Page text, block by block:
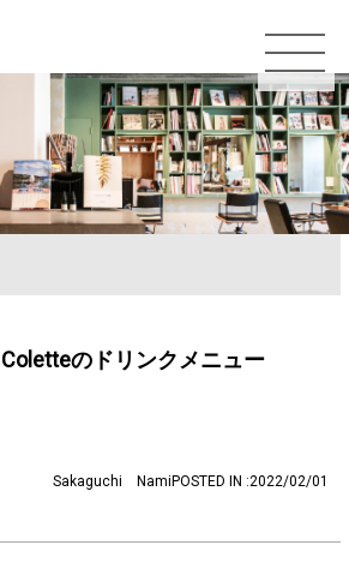
Coletteのドリンクメニュー
Sakaguchi NamiPOSTED IN :2022/02/01